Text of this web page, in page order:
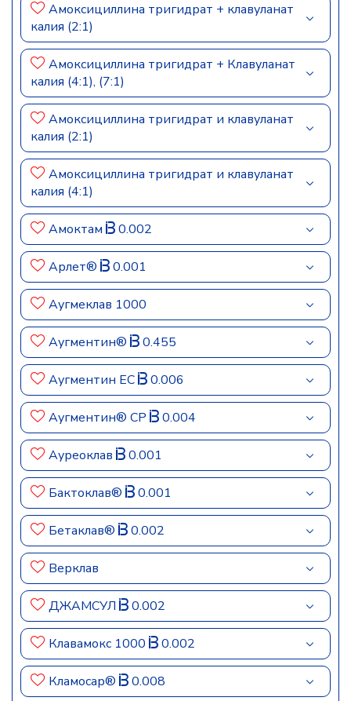
Амоксициллина тригидрат + клавуланат
калия (2:1)
Амоксициллина тригидрат + Клавуланат
калия (4:1), (7:1)
Амоксициллина тригидрат и клавуланат
калия (2:1)
Амоксициллина тригидрат и клавуланат
калия (4:1)
Амоктам 0.002
Арлет® 0.001
Аугмеклав 1000
Аугментин® 0.455
Аугментин ЕС 0.006
Аугментин® СР 0.004
Ауреоклав 0.001
Бактоклав® 0.001
Бетаклав® 0.002
Верклав
ДЖАМСУЛ 0.002
Клавамокс 1000 0.002
Кламосар® 0.008